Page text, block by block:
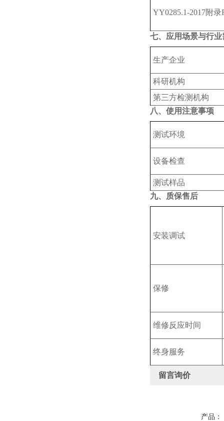
YY0285.1-2017附录
七、应用场景与行业
生产企业
科研机构
第三方检测机构
八、使用注意事项
测试环境
设备检查
测试样品
九、质保售后
安装调试
保修
维修反应时间
终身服务
留言询价
产品：